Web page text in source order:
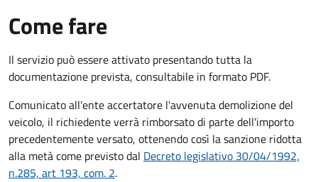
Come fare
Il servizio può essere attivato presentando tutta la
documentazione prevista, consultabile in formato PDF.
Comunicato all'ente accertatore l'avvenuta demolizione del
veicolo, il richiedente verrà rimborsato di parte dell'importo
precedentemente versato, ottenendo così la sanzione ridotta
alla metà come previsto dal Decreto legislativo 30/04/1992,
n.285, art 193, com. 2.